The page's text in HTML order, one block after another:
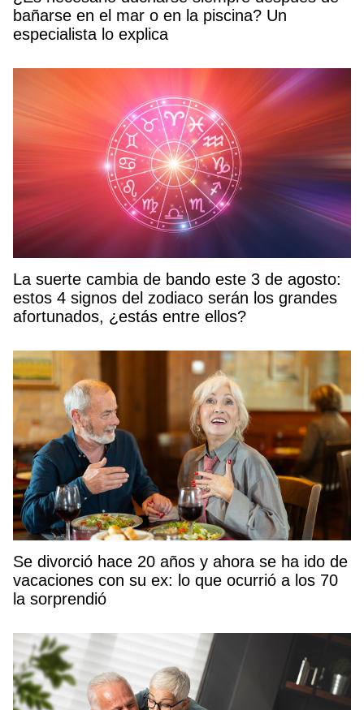
bañarse en el mar o en la piscina? Un
especialista lo explica
La suerte cambia de bando este 3 de agosto:
estos 4 signos del zodiaco serán los grandes
afortunados, ¿estás entre ellos?
Se divorció hace 20 años y ahora se ha ido de
vacaciones con su ex: lo que ocurrió a los 70
la sorprendió